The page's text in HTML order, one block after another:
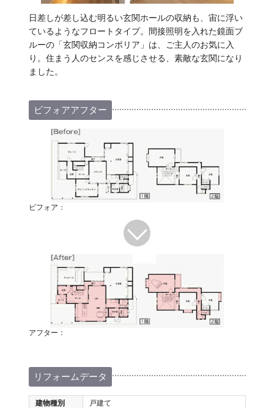
日差しが差し込む明るい玄関ホールの収納も、宙に浮い
ているようなフロートタイプ。間接照明を入れた鏡面ブ
ルーの「玄関収納コンポリア」は、ご主人のお気に入
り。住まう人のセンスを感じさせる、素敵な玄関になり
ました。
ビフォアアフター
ビフォア：
アフター：
リフォームデータ
建物種別
戸建て